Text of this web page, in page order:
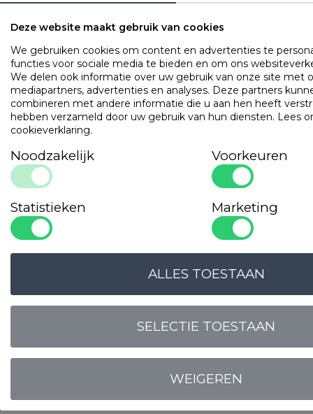
LOGIN VOOR PRIJS LOGIN VOOR PRIJS
garanties
OPLOSSINGSGERICHT
EN DESKUNDIG
Deze website maakt gebruik van cookies
We gebruiken cookies om content en advertenties te
functies voor sociale media te bieden en om ons
We delen ook informatie over uw gebruik van onze site met
mediapartners, advertenties en analyses. Deze partners
combineren met andere informatie die u aan hen heeft
hebben verzameld door uw gebruik van hun diensten. Lees
cookieverklaring.
Noodzakelijk Voorkeuren
Statistieken Marketing
WEIGEREN
SELECTIE TOESTAAN
ALLES TOESTAAN